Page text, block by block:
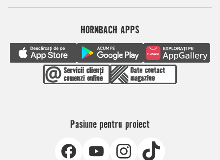
HORNBACH APPS
Pasiune pentru proiect